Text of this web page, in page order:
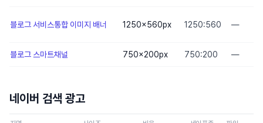
블로그 서비스통합 이미지 배너 1250×560px 1250:560 —
블로그 스마트채널 750×200px 750:200 —
네이버 검색 광고